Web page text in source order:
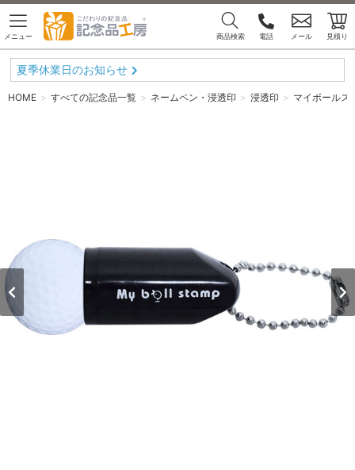
メニュー 商品検索 電話 メール 見積り
夏季休業日のお知らせ
HOME すべての記念品一覧 ネームペン・浸透印 浸透印 マイボールス